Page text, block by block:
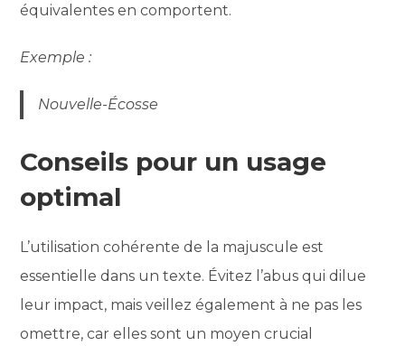
équivalentes en comportent.
Exemple :
Nouvelle-Écosse
Conseils pour un usage
optimal
L’utilisation cohérente de la majuscule est
essentielle dans un texte. Évitez l’abus qui dilue
leur impact, mais veillez également à ne pas les
omettre, car elles sont un moyen crucial